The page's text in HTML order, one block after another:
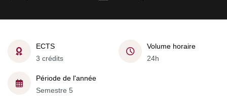
ECTS
3 crédits
Volume horaire
24h
Période de l'année
Semestre 5